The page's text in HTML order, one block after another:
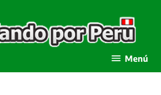
Menú